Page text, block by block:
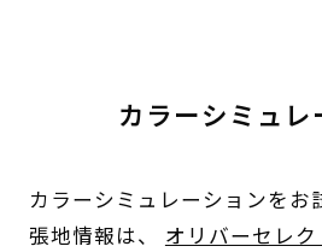
カラーシミュレ
カラーシミュレーションをお
張地情報は、 オリバーセレ